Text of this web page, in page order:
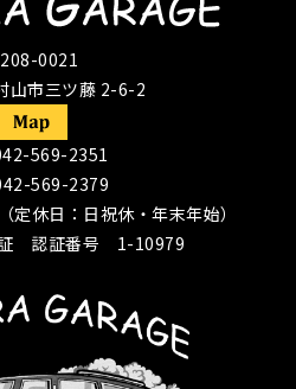
0021
山市三ツ藤 2-6-2
569-2351
569-2379
定休日：日祝休・年末年始）
証 認証番号 1-10979